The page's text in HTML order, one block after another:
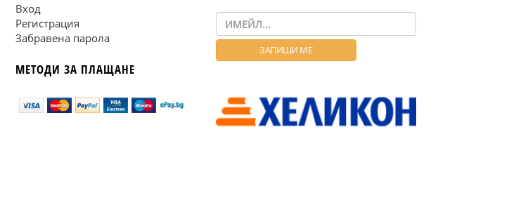
Вход
Регистрация
Забравена парола
МЕТОДИ ЗА ПЛАЩАНЕ